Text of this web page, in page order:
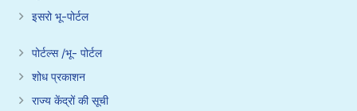
इसरो भू-पोर्टल
पोर्टल्स /भू- पोर्टल
शोध प्रकाशन
राज्य केंद्रों की सूची